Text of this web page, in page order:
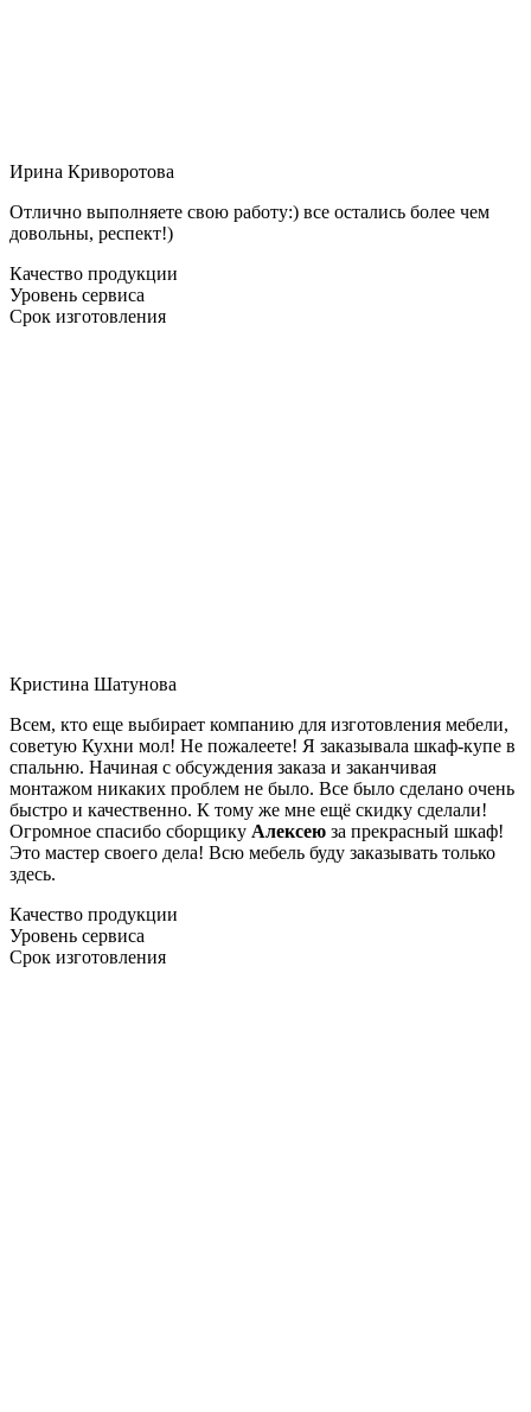
Ирина Криворотова
Отлично выполняете свою работу:) все остались более чем
довольны, респект!)
Качество продукции
Уровень сервиса
Срок изготовления
Кристина Шатунова
Всем, кто еще выбирает компанию для изготовления мебели,
советую Кухни мол! Не пожалеете! Я заказывала шкаф-купе в
спальню. Начиная с обсуждения заказа и заканчивая
монтажом никаких проблем не было. Все было сделано очень
быстро и качественно. К тому же мне ещё скидку сделали!
Огромное спасибо сборщику Алексею за прекрасный шкаф!
Это мастер своего дела! Всю мебель буду заказывать только
здесь.
Качество продукции
Уровень сервиса
Срок изготовления